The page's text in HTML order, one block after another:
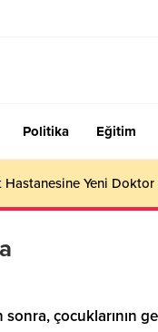
Politika Eğitim
Yeni Doktor
çocuklarının